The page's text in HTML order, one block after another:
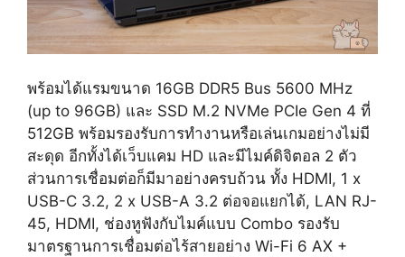
พร้อมได้แรมขนาด 16GB DDR5 Bus 5600 MHz
(up to 96GB) และ SSD M.2 NVMe PCIe Gen 4 ที่
512GB พร้อมรองรับการทำงานหรือเล่นเกมอย่างไม่มี
สะดุด อีกทั้งได้เว็บแคม HD และมีไมค์ดิจิตอล 2 ตัว
ส่วนการเชื่อมต่อก็มีมาอย่างครบถ้วน ทั้ง HDMI, 1 x
USB-C 3.2, 2 x USB-A 3.2 ต่อจอแยกได้, LAN RJ-
45, HDMI, ช่องหูฟังกับไมค์แบบ Combo รองรับ
มาตรฐานการเชื่อมต่อไร้สายอย่าง Wi-Fi 6 AX +